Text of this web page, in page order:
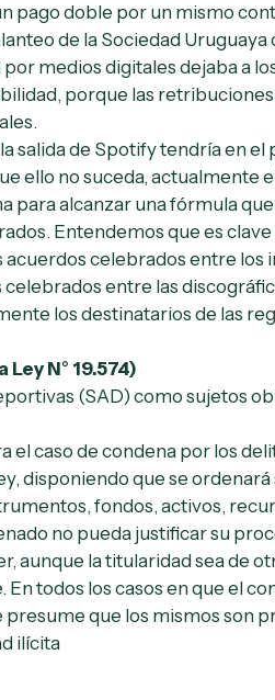
pago doble por un mismo
de la Sociedad
medios digitales dejaba a
porque las
salida de Spotify tendría en el
ello no suceda, actualmente
para alcanzar una fórmula
Entendemos que es
celebrados entre los
entre las
los destinatarios de las
N° 19.574)
(SAD) como sujetos
caso de condena por los
disponiendo que se
fondos, activos,
no pueda justificar su
aunque la titularidad sea de
todos los casos en que el
que los mismos son
ilícita